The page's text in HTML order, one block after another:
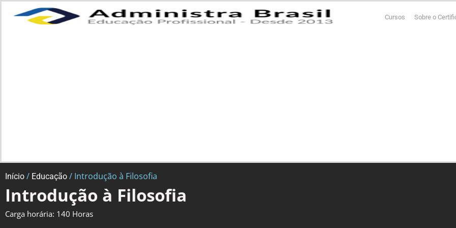
Cursos Sobre o
Início / Educação / Introdução à Filosofia
Introdução à Filosofia
Carga horária: 140 Horas